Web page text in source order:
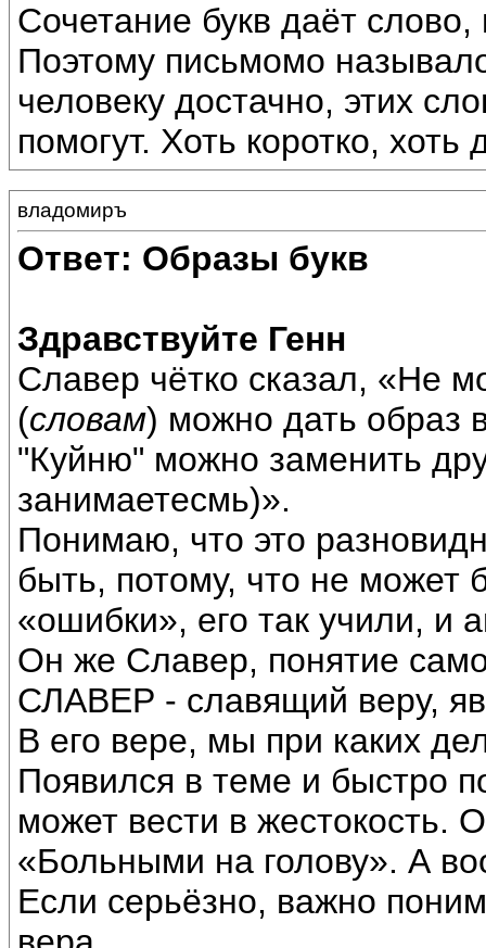
Сочетание букв даёт
Поэтому письмомо
человеку достачно, этих
помогут. Хоть коротко,
владомиръ
Ответ: Образы букв
Здравствуйте Генн
Славер чётко сказал, «Не
(словам) можно дать образ
"Куйню" можно заменить
занимаетесмь)».
Понимаю, что это
быть, потому, что не может
«ошибки», его так учили, и
Он же Славер, понятие
СЛАВЕР - славящий веру,
В его вере, мы при каких
Появился в теме и быстро
может вести в жестокость.
«Больными на голову». А
Если серьёзно, важно